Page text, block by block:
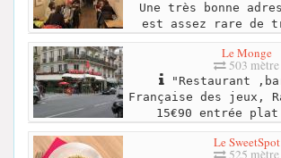
Une très bonne
est assez rare de
Le Monge
503 mètre
"Restaurant
Française des jeux,
15€90 entrée
Le SweetSpot